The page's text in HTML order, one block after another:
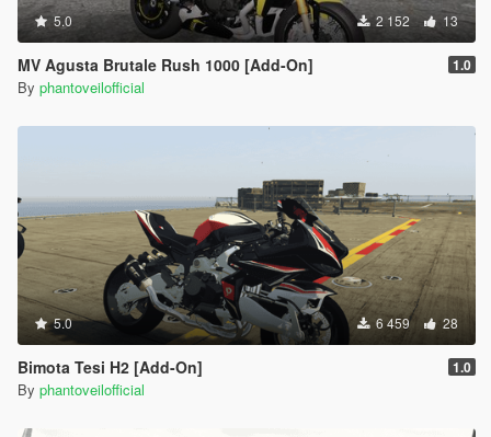
5.0 2 152 13
MV Agusta Brutale Rush 1000 [Add-On] 1.0
By phantoveilofficial
5.0 6 459 28
Bimota Tesi H2 [Add-On] 1.0
By phantoveilofficial